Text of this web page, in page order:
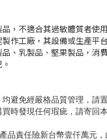
，不適合其過敏體質者使
作工廠，其設備或生產平
、乳製品、堅果製品，消
避免經嚴格品質管理，請
時發現任何瑕疵，請寄回
品責任險新台幣壹仟萬元